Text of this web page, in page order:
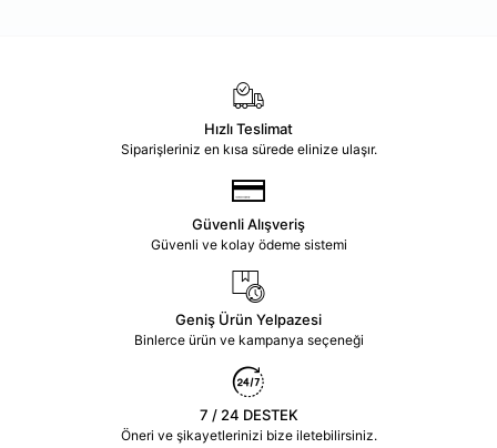
Hızlı Teslimat
Siparişleriniz en kısa sürede elinize ulaşır.
Güvenli Alışveriş
Güvenli ve kolay ödeme sistemi
Geniş Ürün Yelpazesi
Binlerce ürün ve kampanya seçeneği
7 / 24 DESTEK
Öneri ve şikayetlerinizi bize iletebilirsiniz.